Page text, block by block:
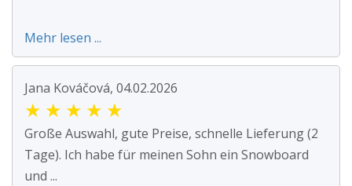
Mehr lesen ...
Jana Kováčová, 04.02.2026
★ ★ ★ ★ ★
Große Auswahl, gute Preise, schnelle Lieferung (2
Tage). Ich habe für meinen Sohn ein Snowboard
und ...